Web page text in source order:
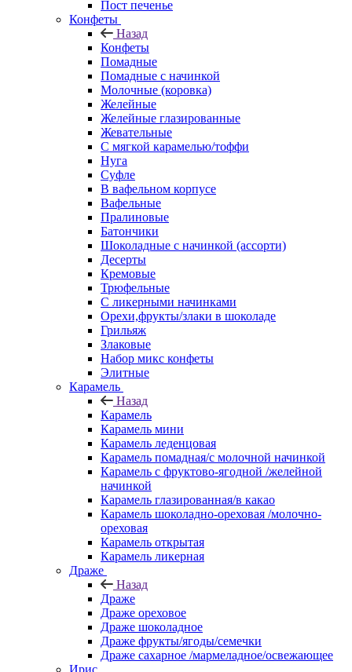
Пост печенье
Конфеты
Назад
Конфеты
Помадные
Помадные с начинкой
Молочные (коровка)
Желейные
Желейные глазированные
Жевательные
С мягкой карамелью/тоффи
Нуга
Суфле
В вафельном корпусе
Вафельные
Пралиновые
Батончики
Шоколадные с начинкой (ассорти)
Десерты
Кремовые
Трюфельные
С ликерными начинками
Орехи,фрукты/злаки в шоколаде
Грильяж
Злаковые
Набор микс конфеты
Элитные
Карамель
Назад
Карамель
Карамель мини
Карамель леденцовая
Карамель помадная/с молочной начинкой
Карамель с фруктово-ягодной /желейной
начинкой
Карамель глазированная/в какао
Карамель шоколадно-ореховая /молочно-
ореховая
Карамель открытая
Карамель ликерная
Драже
Назад
Драже
Драже ореховое
Драже шоколадное
Драже фрукты/ягоды/семечки
Драже сахарное /мармеладное/освежающее
Ирис